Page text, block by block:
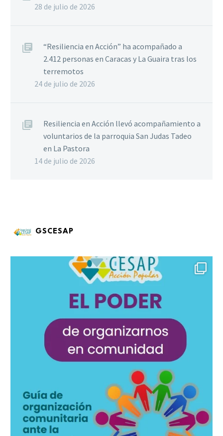
28 de julio de 2026
“Resiliencia en Acción” ha acompañado a
2.412 personas en Caracas y La Guaira tras los
terremotos
24 de julio de 2026
Resiliencia en Acción llevó acompañamiento a
voluntarios de la parroquia San Judas Tadeo
en La Pastora
14 de julio de 2026
GSCESAP